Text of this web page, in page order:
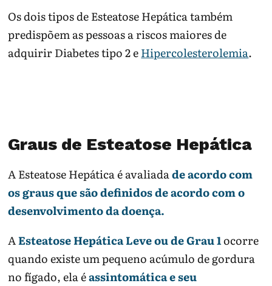
Os dois tipos de Esteatose Hepática também
predispõem as pessoas a riscos maiores de
adquirir Diabetes tipo 2 eHipercolesterolemia.
Graus de Esteatose Hepática
A Esteatose Hepática é avaliadade acordo com
os graus que são definidos de acordo com o
desenvolvimento da doença.
AEsteatose Hepática Leve ou de Grau 1ocorre
quando existe um pequeno acúmulo de gordura
no fígado, ela éassintomática e seu